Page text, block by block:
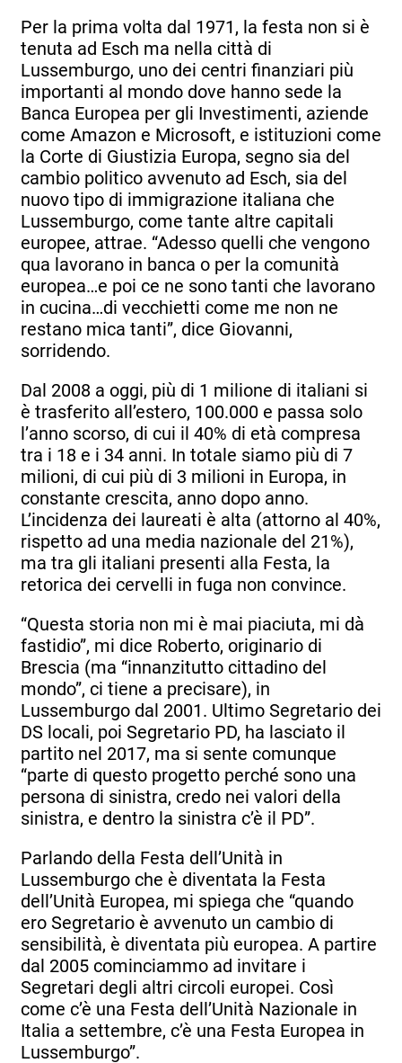
Per la prima volta dal 1971, la festa non si è
tenuta ad Esch ma nella città di
Lussemburgo, uno dei centri finanziari più
importanti al mondo dove hanno sede la
Banca Europea per gli Investimenti, aziende
come Amazon e Microsoft, e istituzioni come
la Corte di Giustizia Europa, segno sia del
cambio politico avvenuto ad Esch, sia del
nuovo tipo di immigrazione italiana che
Lussemburgo, come tante altre capitali
europee, attrae. “Adesso quelli che vengono
qua lavorano in banca o per la comunità
europea…e poi ce ne sono tanti che lavorano
in cucina…di vecchietti come me non ne
restano mica tanti”, dice Giovanni,
sorridendo.
Dal 2008 a oggi, più di 1 milione di italiani si
è trasferito all’estero, 100.000 e passa solo
l’anno scorso, di cui il 40% di età compresa
tra i 18 e i 34 anni. In totale siamo più di 7
milioni, di cui più di 3 milioni in Europa, in
constante crescita, anno dopo anno.
L’incidenza dei laureati è alta (attorno al 40%,
rispetto ad una media nazionale del 21%),
ma tra gli italiani presenti alla Festa, la
retorica dei cervelli in fuga non convince.
“Questa storia non mi è mai piaciuta, mi dà
fastidio”, mi dice Roberto, originario di
Brescia (ma “innanzitutto cittadino del
mondo”, ci tiene a precisare), in
Lussemburgo dal 2001. Ultimo Segretario dei
DS locali, poi Segretario PD, ha lasciato il
partito nel 2017, ma si sente comunque
“parte di questo progetto perché sono una
persona di sinistra, credo nei valori della
sinistra, e dentro la sinistra c’è il PD”.
Parlando della Festa dell’Unità in
Lussemburgo che è diventata la Festa
dell’Unità Europea, mi spiega che “quando
ero Segretario è avvenuto un cambio di
sensibilità, è diventata più europea. A partire
dal 2005 cominciammo ad invitare i
Segretari degli altri circoli europei. Così
come c’è una Festa dell’Unità Nazionale in
Italia a settembre, c’è una Festa Europea in
Lussemburgo”.